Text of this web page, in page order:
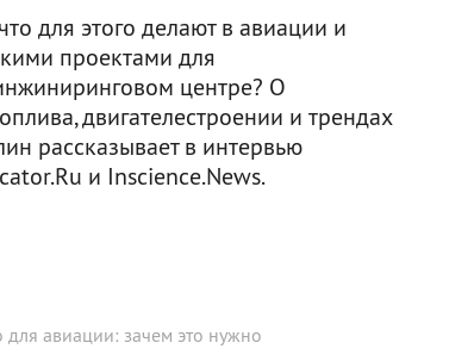
для этого делают в авиации и
проектами для
центре? О
двигателестроении и трендах
рассказывает в интервью
и Inscience.News.
для авиации: зачем это нужно